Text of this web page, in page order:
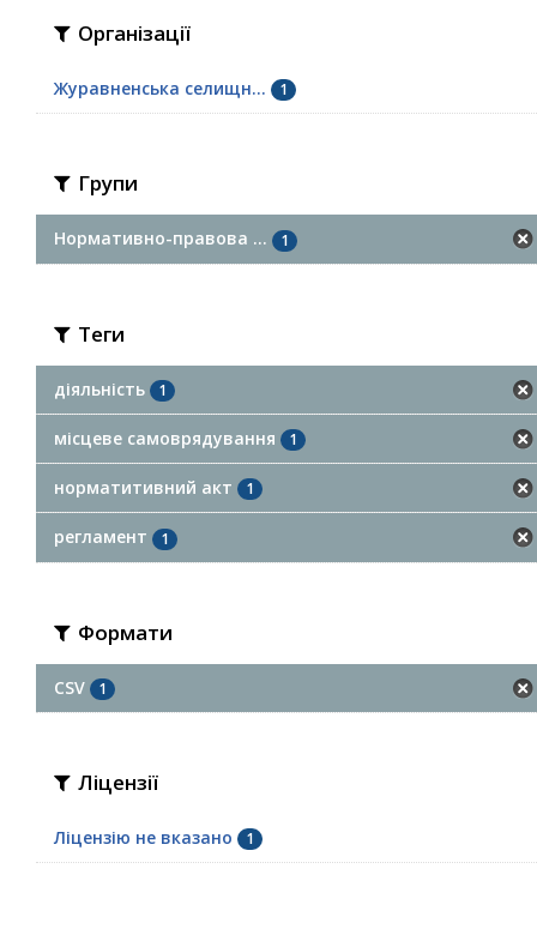
Організації
Журавненська селищн... 1
Групи
Нормативно-правова ... 1
Теги
діяльність 1
місцеве самоврядування 1
норматитивний акт 1
регламент 1
Формати
CSV 1
Ліцензії
Ліцензію не вказано 1